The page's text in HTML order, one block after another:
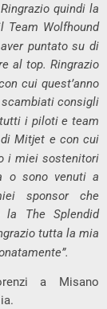
quindi la
Team Wolfhound
puntato su di
al top. Ringrazio
cui quest’anno
consigli
i piloti e team
Mitjet e con cui
i miei sostenitori
o sono venuti a
sponsor che
la The Splendid
tutta la mia
a Misano